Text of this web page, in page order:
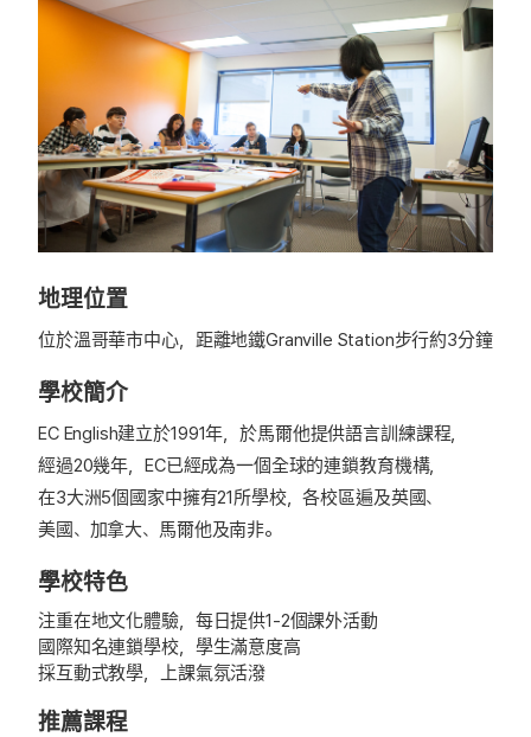
地理位置
位於溫哥華市中心，距離地鐵Granville Station步行約3分鐘
學校簡介
EC English建立於1991年，於馬爾他提供語言訓練課程，
經過20幾年，EC已經成為一個全球的連鎖教育機構，
在3大洲5個國家中擁有21所學校，各校區遍及英國、
美國、加拿大、馬爾他及南非。
學校特色
注重在地文化體驗，每日提供1-2個課外活動
國際知名連鎖學校，學生滿意度高
採互動式教學，上課氣氛活潑
推薦課程